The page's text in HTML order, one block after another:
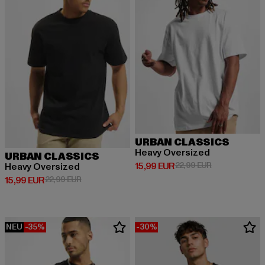
URBAN CLASSICS
Heavy Oversized
15,99 EUR
Derzeitiger Preis: 15,99 EUR
22,99 EURAktionspreis: 22,99 EUR
URBAN CLASSICS
Heavy Oversized
15,99 EUR
Derzeitiger Preis: 15,99 EUR
22,99 EURAktionspreis:
NEU -35% -30%